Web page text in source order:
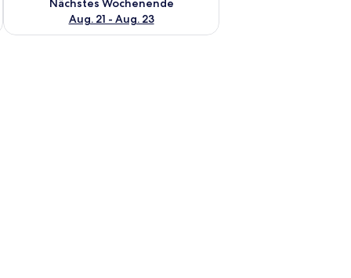
Nächstes Wochenende
Aug. 21 - Aug. 23